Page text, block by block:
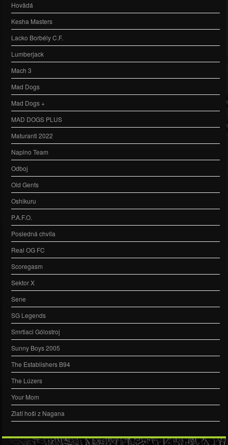
Hovädá
Kesha Masters
Lacko Borbély C.F.
Lumberjack
Mach 3
Mad Dogs
Mad Dogs +
MAD DOGS PLUS
Maturanti 2022
Naplno Team
Odboj
Old Gents
Oshikuru
P.A.F.O.
Posledná chvíla
Real OG FC
Scoregasm
Sektor X
Sene
SG Legends
Smrtiaci Gólostroj
Sunny Boys 2005
The Establishers B94
The Lúzers
Your Mom
Zlatí hoši z Nagana